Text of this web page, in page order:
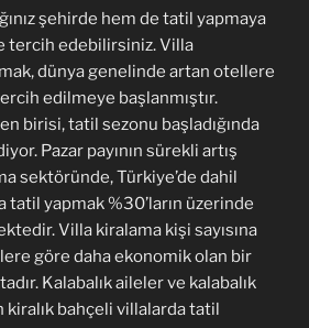
şehirde hem de tatil yapmaya
tercih edebilirsiniz. Villa
dünya genelinde artan otellere
edilmeye başlanmıştır.
birisi, tatil sezonu başladığında
Pazar payının sürekli artış
sektöründe, Türkiye’de dahil
tatil yapmak %30’ların üzerinde
Villa kiralama kişi sayısına
göre daha ekonomik olan bir
Kalabalık aileler ve kalabalık
kiralık bahçeli villalarda tatil